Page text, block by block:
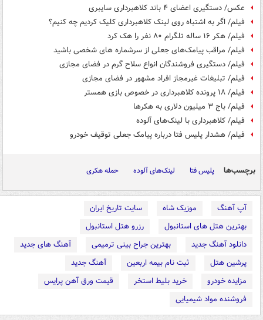
عکس/ دستگیری اعضای ۴ باند کلاهبرداری سایبری
فیلم/ اگر به اشتباه روی لینک کلاهبرداری کلیک کردیم چه کنیم؟
فیلم/ هکر ۱۶ ساله تلگرام ۸۰ نفر را هک کرد
فیلم/ مراقب پیامک‌های جعلی از سرشماره های شخصی باشید
فیلم/ دستگیری فروشندگان انواع سلاح گرم در فضای مجازی
فیلم/ تبلیغات غیرمجاز افراد مشهور در فضای مجازی
فیلم/ ۱۸ پرونده کلاهبرداری در خصوص بازی همستر
فیلم/ باج ۳ میلیون دلاری به هکرها
فیلم/ کلاهبرداری با لینک‌های آلوده
فیلم/ هشدار پلیس فتا درباره پیامک جعلی توقیف خودرو
برچسب‌ها پلیس فتا لینک‌های آلوده حمله هکری
آپ آهنگ موزیک شاه
سایت تاریخ ایران
بهترین هتل های استانبول
رزرو هتل استانبول
دانلود آهنگ جدید
بهترین جراح بینی ترمیمی
آهنگ های جدید
پرشین هتل
ثبت نام بیمه اربعین
آهنگ جدید
مزایده خودرو
خرید بلیط استخر
قیمت ورق آهن پرایس
فروشنده مواد شیمیایی